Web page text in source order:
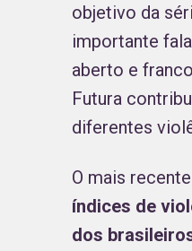
objetivo da
importante
aberto e
Futura
diferentes
O mais
índices de
dos